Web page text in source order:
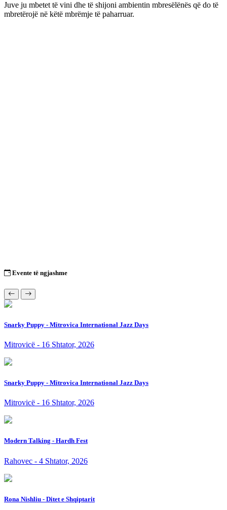
Juve ju mbetet të vini dhe të shijoni ambientin mbresëlënës që do të
mbretërojë në këtë mbrëmje të paharruar.
Evente të ngjashme
Snarky Puppy - Mitrovica International Jazz Days
Mitrovicë - 16 Shtator, 2026
Snarky Puppy - Mitrovica International Jazz Days
Mitrovicë - 16 Shtator, 2026
Modern Talking - Hardh Fest
Rahovec - 4 Shtator, 2026
Rona Nishliu - Ditet e Shqiptarit